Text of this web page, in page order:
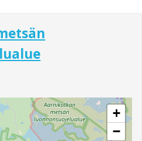
+
−